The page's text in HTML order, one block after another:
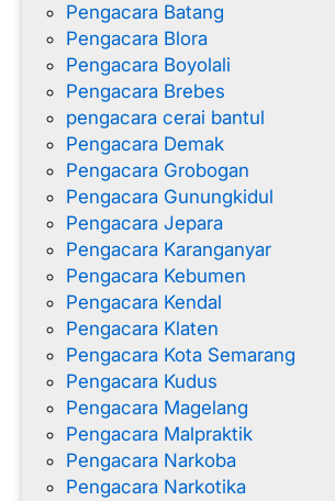
Pengacara Batang
Pengacara Blora
Pengacara Boyolali
Pengacara Brebes
pengacara cerai bantul
Pengacara Demak
Pengacara Grobogan
Pengacara Gunungkidul
Pengacara Jepara
Pengacara Karanganyar
Pengacara Kebumen
Pengacara Kendal
Pengacara Klaten
Pengacara Kota Semarang
Pengacara Kudus
Pengacara Magelang
Pengacara Malpraktik
Pengacara Narkoba
Pengacara Narkotika